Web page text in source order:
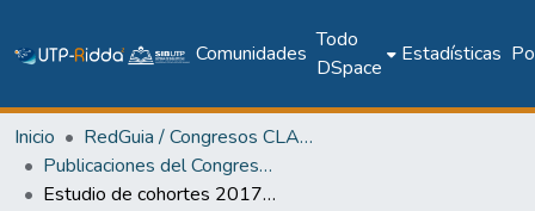
Comunidades
Todo
DSpace
Estadísticas
Inicio
RedGuia / Congresos CLABES
Publicaciones del Congreso Internacional CLABES
Estudio de cohortes 2017-2020. Permanencia y progreso académico en el Programa PACE de la Universidad de Chile.